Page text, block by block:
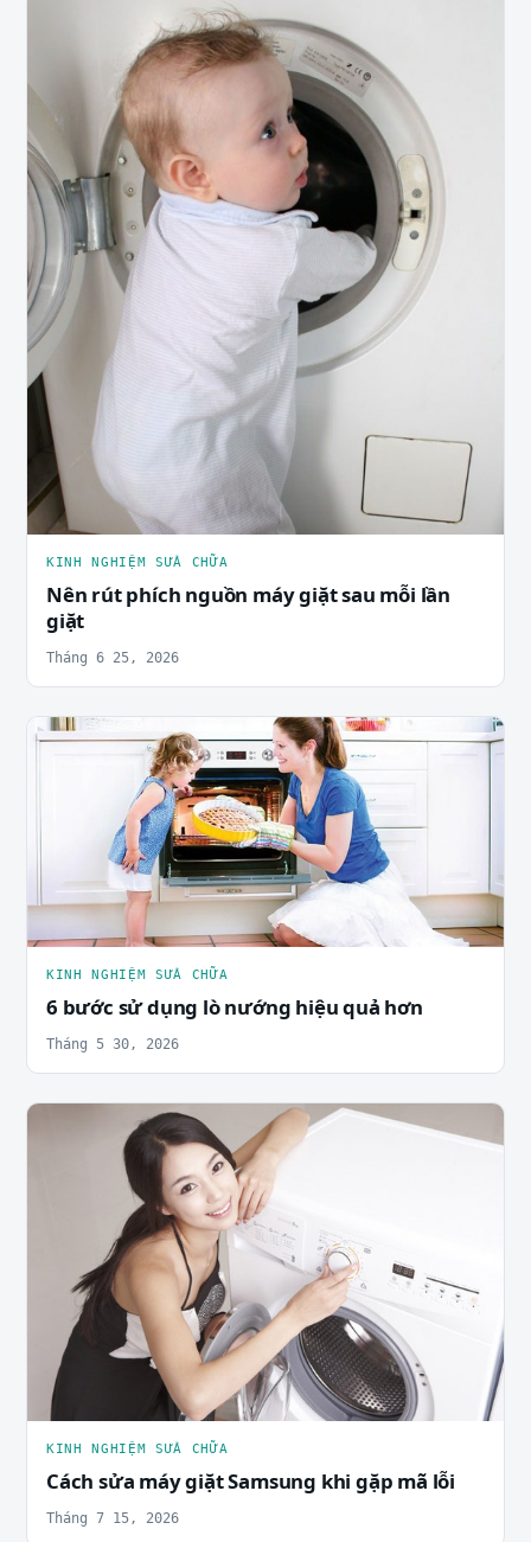
KINH NGHIỆM SỬA CHỮA
Nên rút phích nguồn máy giặt sau mỗi lần
giặt
Tháng 6 25, 2026
KINH NGHIỆM SỬA CHỮA
6 bước sử dụng lò nướng hiệu quả hơn
Tháng 5 30, 2026
KINH NGHIỆM SỬA CHỮA
Cách sửa máy giặt Samsung khi gặp mã lỗi
Tháng 7 15, 2026